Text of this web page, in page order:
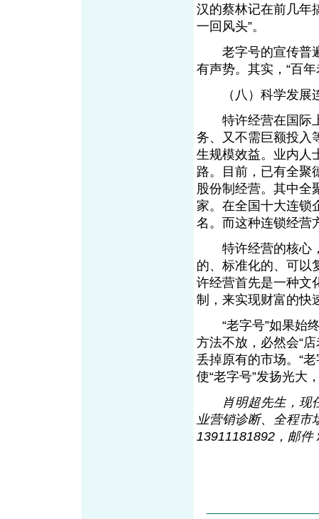
汉的蔡林记在前几年
一回风头”。
老字号的宣传普遍
有声势。其实，“百
（八）科学发展
特许经营在国际上
务、又不需巨额投入
生规模效益。业内人
路。目前，已有全聚
股份制经营。其中全
家。在全国十大连锁
名。而这种连锁经营
特许经营的核心，
的、标准化的、可以
许经营首先是一种文
制，来实现财富的快
“老字号”如果始终
方法不放，必然会“
丢掉原有的市场。“
使“老字号”发扬光大
肖明超先生，现
业营销诊断、全程市
13911181892，邮件